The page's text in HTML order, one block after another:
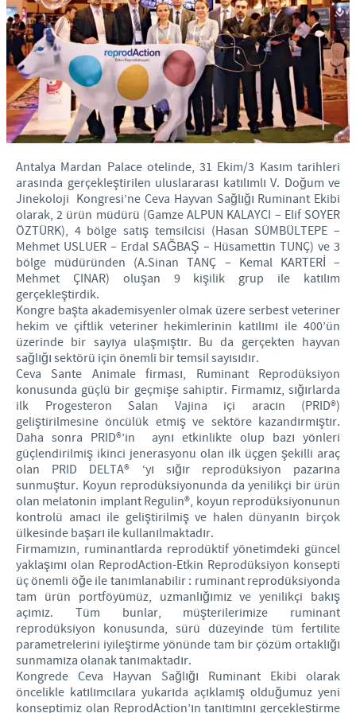
Aydınlatma Metni
Antalya Mardan Palace otelinde, 31 Ekim/3 Kasım tarihleri
arasında gerçekleştirilen uluslararası katılımlı V. Doğum ve
Jinekoloji Kongresi’ne Ceva Hayvan Sağlığı Ruminant Ekibi
olarak, 2 ürün müdürü (Gamze ALPUN KALAYCI – Elif SOYER
ÖZTÜRK), 4 bölge satış temsilcisi (Hasan SÜMBÜLTEPE –
Mehmet USLUER – Erdal SAĞBAŞ – Hüsamettin TUNÇ) ve 3
bölge müdüründen (A.Sinan TANÇ – Kemal KARTERİ –
Mehmet ÇINAR) oluşan 9 kişilik grup ile katılım
gerçekleştirdik.
Kongre başta akademisyenler olmak üzere serbest veteriner
hekim ve çiftlik veteriner hekimlerinin katılımı ile 400’ün
üzerinde bir sayıya ulaşmıştır. Bu da gerçekten hayvan
sağlığı sektörü için önemli bir temsil sayısıdır.
Ceva Sante Animale firması, Ruminant Reprodüksiyon
konusunda güçlü bir geçmişe sahiptir. Firmamız, sığırlarda
ilk Progesteron Salan Vajina içi aracın (PRID®)
geliştirilmesine öncülük etmiş ve sektöre kazandırmıştır.
Daha sonra PRID®’in aynı etkinlikte olup bazı yönleri
güçlendirilmiş ikinci jenerasyonu olan ilk üçgen şekilli araç
olan PRID DELTA® ‘yı sığır reprodüksiyon pazarına
sunmuştur. Koyun reprodüksiyonunda da yenilikçi bir ürün
olan melatonin implant Regulin®, koyun reprodüksiyonunun
kontrolü amacı ile geliştirilmiş ve halen dünyanın birçok
ülkesinde başarı ile kullanılmaktadır.
Firmamızın, ruminantlarda reprodüktif yönetimdeki güncel
yaklaşımı olan ReprodAction-Etkin Reprodüksiyon konsepti
üç önemli öğe ile tanımlanabilir : ruminant reprodüksiyonda
tam ürün portföyümüz, uzmanlığımız ve yenilikçi bakış
açımız. Tüm bunlar, müşterilerimize ruminant
reprodüksiyon konusunda, sürü düzeyinde tüm fertilite
parametrelerini iyileştirme yönünde tam bir çözüm ortaklığı
sunmamıza olanak tanımaktadır.
Kongrede Ceva Hayvan Sağlığı Ruminant Ekibi olarak
öncelikle katılımcılara yukarıda açıklamış olduğumuz yeni
konseptimiz olan ReprodAction’ın tanıtımını gerçekleştirme